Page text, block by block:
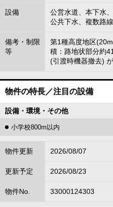
設備
公営水道、本下水
公共下水、複数路
備考・制限
等
第1種高度地区
積：路地状部分約
(引渡時機器撤去)
物件の特長／注目の設備
設備・環境・その他
小学校800m以内
物件更新 2026/08/07
更新予定 2026/08/23
物件No. 33000124303